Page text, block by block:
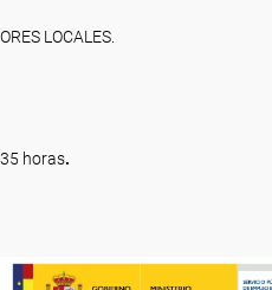
LOCALES.
horas.